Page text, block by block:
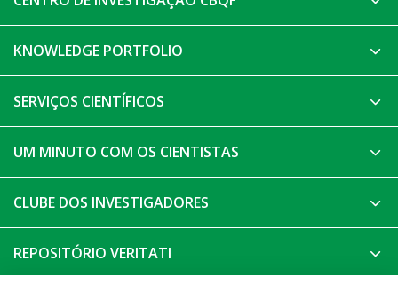
KNOWLEDGE PORTFOLIO
SERVIÇOS CIENTÍFICOS
UM MINUTO COM OS CIENTISTAS
CLUBE DOS INVESTIGADORES
REPOSITÓRIO VERITATI